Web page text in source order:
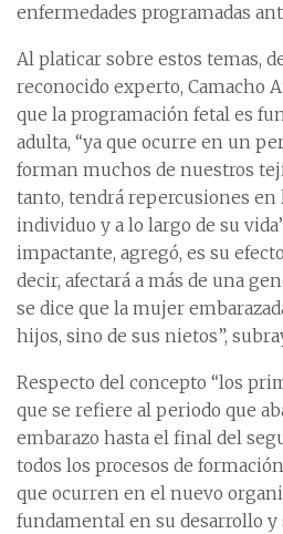
enfermedades programadas
Al platicar sobre estos temas,
reconocido experto, Camacho
que la programación fetal es
adulta, “ya que ocurre en un
forman muchos de nuestros
tanto, tendrá repercusiones
individuo y a lo largo de su
impactante, agregó, es su
decir, afectará a más de una
se dice que la mujer
hijos, sino de sus nietos”,
Respecto del concepto “los
que se refiere al periodo que
embarazo hasta el final del
todos los procesos de
que ocurren en el nuevo
fundamental en su desarrollo y